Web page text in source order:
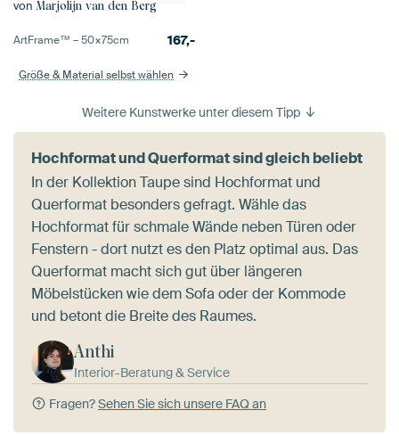
von Marjolijn van den Berg
ArtFrame™ –50×75cm 167,-
Größe & Material selbst wählen
Weitere Kunstwerke unter diesem Tipp
Hochformat und Querformat sind gleich beliebt
In der Kollektion Taupe sind Hochformat und
Querformat besonders gefragt. Wähle das
Hochformat für schmale Wände neben Türen oder
Fenstern - dort nutzt es den Platz optimal aus. Das
Querformat macht sich gut über längeren
Möbelstücken wie dem Sofa oder der Kommode
und betont die Breite des Raumes.
Anthi
Interior-Beratung & Service
Fragen?Sehen Sie sich unsere FAQ an